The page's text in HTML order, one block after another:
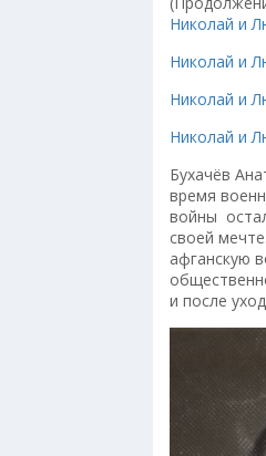
Николай и
Николай и
Николай и
Николай и
Бухачёв
время
войны
своей
афганскую
и после